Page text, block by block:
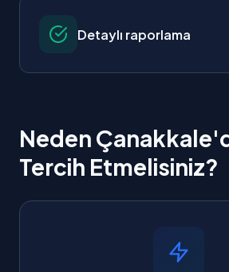
Detaylı raporlama
Neden
Tercih Etmelisiniz?